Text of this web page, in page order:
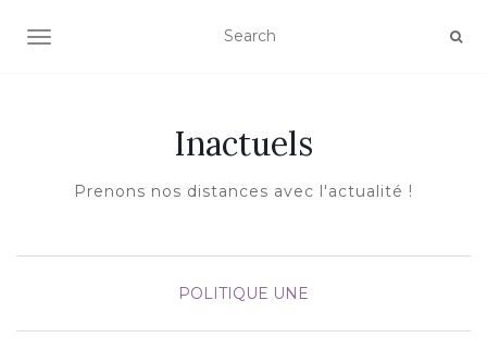
AFFICHER/MASQUER LA NAVIGATION
Inactuels
Prenons nos distances avec l'actualité !
POLITIQUE UNE